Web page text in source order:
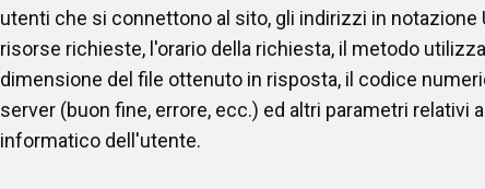
utenti che si connettono al sito, gli indirizzi in
risorse richieste, l'orario della richiesta, il metodo
dimensione del file ottenuto in risposta, il codice
server (buon fine, errore, ecc.) ed altri parametri relativi
informatico dell'utente.